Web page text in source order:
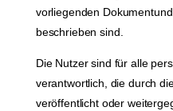
vorliegenden
beschrieben sind.
Die Nutzer sind für alle
verantwortlich, die durch
veröffentlicht oder